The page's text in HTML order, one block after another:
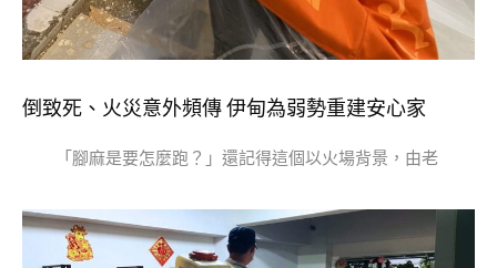
倒致死、火災意外頻傳 伊甸為弱勢重建安心家
「腳麻是要怎麼跑？」還記得這個以火場背景，由老